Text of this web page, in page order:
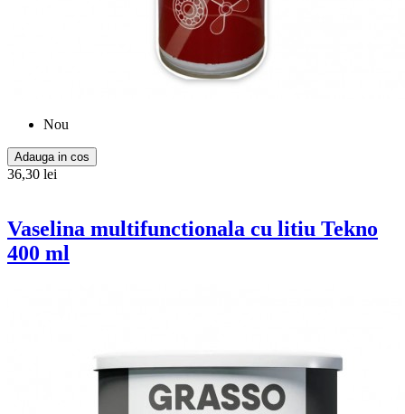
Nou
Adauga in cos
36,30 lei
Vaselina multifunctionala cu litiu Tekno
400 ml